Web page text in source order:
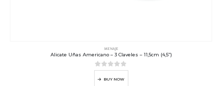
MENAJE
Alicate Uñas Americano – 3 Claveles – 11,5cm (4,5”)
0out of 5
BUY NOW